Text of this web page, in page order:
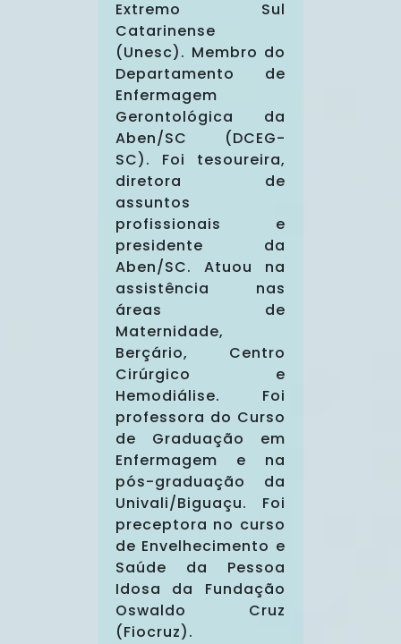
Extremo Sul
Catarinense
(Unesc). Membro do
Departamento de
Enfermagem
Gerontológica da
Aben/SC (DCEG-
SC). Foi tesoureira,
diretora de
assuntos
profissionais e
presidente da
Aben/SC. Atuou na
assistência nas
áreas de
Maternidade,
Berçário, Centro
Cirúrgico e
Hemodiálise. Foi
professora do Curso
de Graduação em
Enfermagem e na
pós-graduação da
Univali/Biguaçu. Foi
preceptora no curso
de Envelhecimento e
Saúde da Pessoa
Idosa da Fundação
Oswaldo Cruz
(Fiocruz).